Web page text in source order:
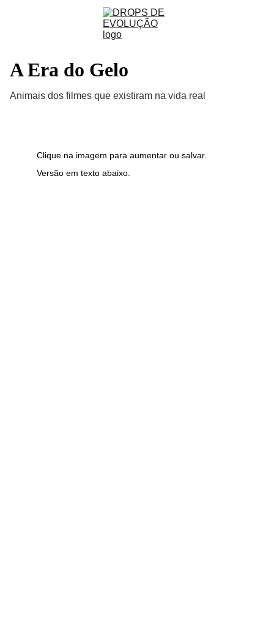
A Era do Gelo
Animais dos filmes que existiram na vida real
Clique na imagem para aumentar ou salvar.
Versão em texto abaixo.